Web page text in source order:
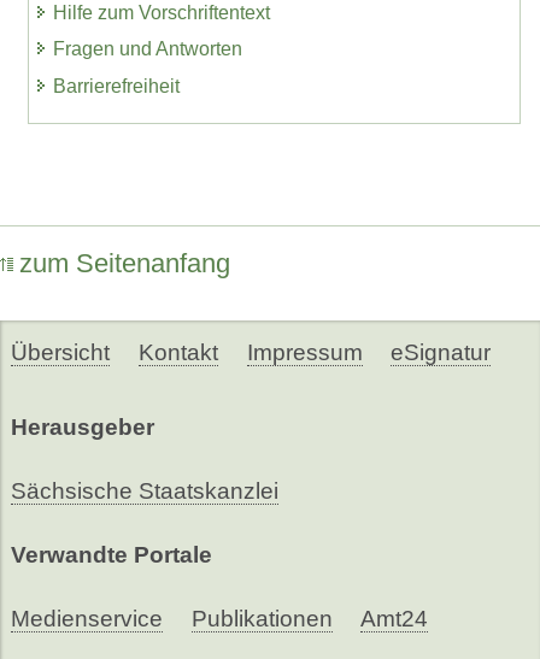
Hilfe zum Vorschriftentext
Fragen und Antworten
Barrierefreiheit
zum Seitenanfang
Übersicht Kontakt Impressum eSignatur
Herausgeber
Sächsische Staatskanzlei
Verwandte Portale
Medienservice Publikationen Amt24